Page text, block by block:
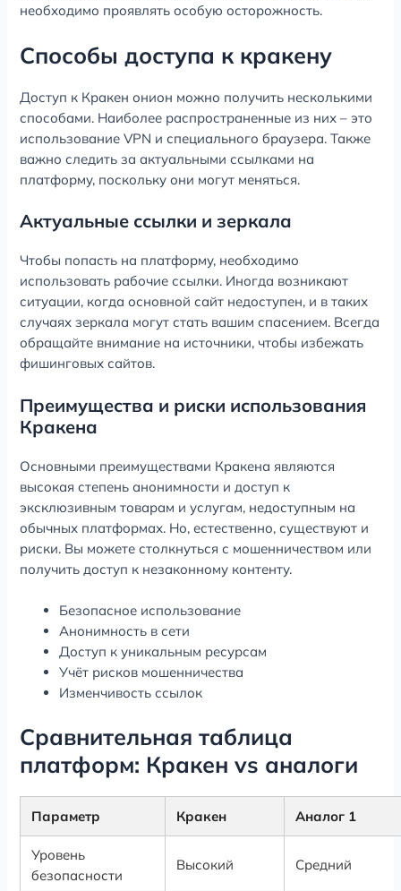
необходимо проявлять особую осторожность.
Способы доступа к кракену
Доступ к Кракен онион можно получить несколькими
способами. Наиболее распространенные из них – это
использование VPN и специального браузера. Также
важно следить за актуальными ссылками на
платформу, поскольку они могут меняться.
Актуальные ссылки и зеркала
Чтобы попасть на платформу, необходимо
использовать рабочие ссылки. Иногда возникают
ситуации, когда основной сайт недоступен, и в таких
случаях зеркала могут стать вашим спасением. Всегда
обращайте внимание на источники, чтобы избежать
фишинговых сайтов.
Преимущества и риски использования
Кракена
Основными преимуществами Кракена являются
высокая степень анонимности и доступ к
эксклюзивным товарам и услугам, недоступным на
обычных платформах. Но, естественно, существуют и
риски. Вы можете столкнуться с мошенничеством или
получить доступ к незаконному контенту.
Безопасное использование
Анонимность в сети
Доступ к уникальным ресурсам
Учёт рисков мошенничества
Изменчивость ссылок
Сравнительная таблица
платформ: Кракен vs аналоги
Параметр Кракен Аналог 1
Уровень
безопасности
Высокий Средний